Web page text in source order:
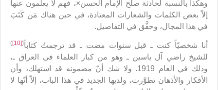
وهكذا بالنسبة لحادثة صلح الإمام الحسن×، فهم لا يعلمون عنها
إلاّ بعض الكلمات والشعارات المعتادة، في حين هناك مَن كَتَبَ
في هذا المجال، وحقَّق في التفاصيل.
أنا شخصيّاً كنت ـ قبل سنوات مضت ـ قد ترجمتُ كتاباً(
[10]
)
للشيخ راضي آل ياسين ـ وهو من كبار العلماء في العراق ـ،
وذلك في العام 1919. ولا شك أنّ مضمونه قد استهلك، وأن
الأفكار والأذهان تطوَّرت، ولديها الجديد في هذا الباب، إلاّ أنّها لا